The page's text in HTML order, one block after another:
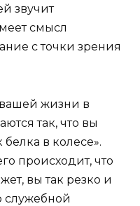
звучит
смысл
с точки зрения
вашей жизни в
так, что вы
в колесе».
происходит, что
вы так резко и
служебной